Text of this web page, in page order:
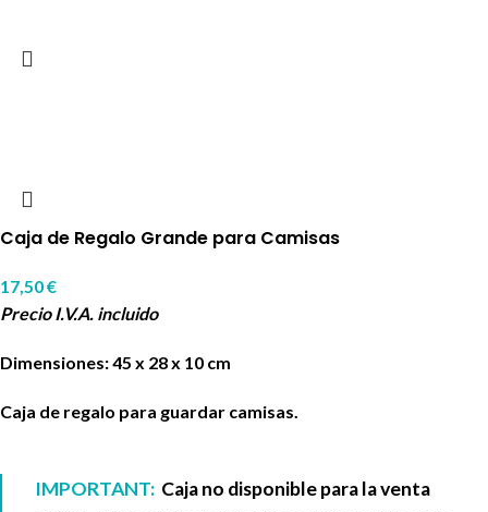
Caja de Regalo Grande para Camisas
17,50€
Precio I.V.A. incluido
Dimensiones: 45 x 28 x 10 cm
Caja de regalo para guardar camisas.
IMPORTANT: Caja no disponible para la venta